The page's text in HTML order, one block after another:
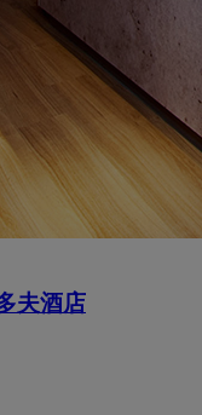
夫酒店